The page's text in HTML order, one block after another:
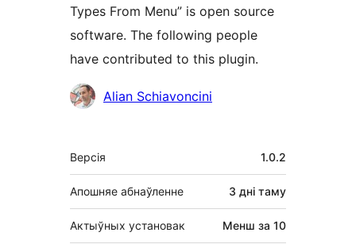
Types From Menu” is open source
software. The following people
have contributed to this plugin.
УдзельнікіAlian Schiavoncini
Мета
Версія 1.0.2
Апошняе абнаўленне 3 дні таму
Актыўных установак Менш за 10